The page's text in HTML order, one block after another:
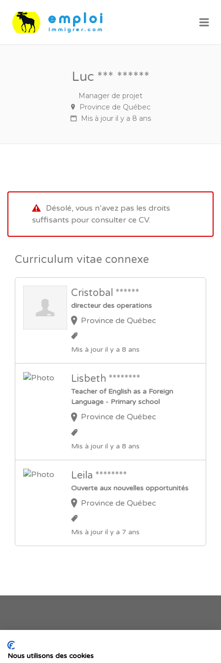
Luc *** ******
Manager de projet
Province de Québec
Mis à jour il y a 8 ans
Désolé, vous n’avez pas les droits
suffisants pour consulter ce CV.
Curriculum vitae connexe
Cristobal ******
directeur des operations
Province de Québec
Mis à jour il y a 8 ans
Lisbeth ********
Teacher of English as a Foreign
Language - Primary school
Province de Québec
Mis à jour il y a 8 ans
Leila ********
Ouverte aux nouvelles opportunités
Province de Québec
Mis à jour il y a 7 ans
Je publie mon offre
Nous utilisons des cookies